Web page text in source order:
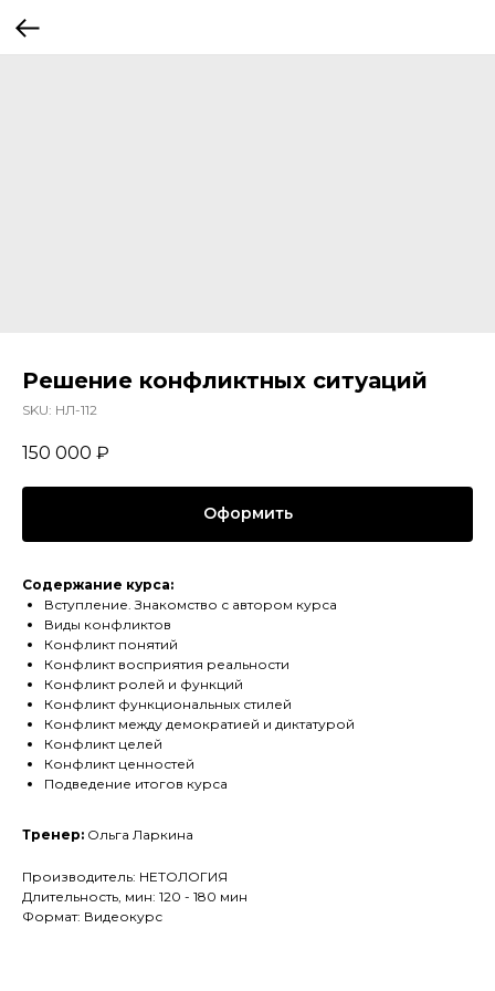
Решение конфликтных ситуаций
SKU: НЛ-112
150 000 ₽
Оформить
Содержание курса:
Вступление. Знакомство с автором курса
Виды конфликтов
Конфликт понятий
Конфликт восприятия реальности
Конфликт ролей и функций
Конфликт функциональных стилей
Конфликт между демократией и диктатурой
Конфликт целей
Конфликт ценностей
Подведение итогов курса
Тренер: Ольга Ларкина
Производитель: НЕТОЛОГИЯ
Длительность, мин: 120 - 180 мин
Формат: Видеокурс